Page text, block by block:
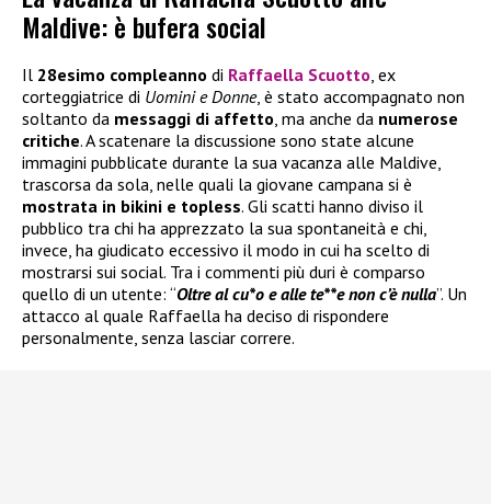
Maldive: è bufera social
Il 28esimo compleanno di Raffaella Scuotto , ex
corteggiatrice di Uomini e Donne, è stato accompagnato non
soltanto da messaggi di affetto , ma anche da numerose
critiche. A scatenare la discussione sono state alcune
immagini pubblicate durante la sua vacanza alle Maldive,
trascorsa da sola, nelle quali la giovane campana si è
mostrata in bikini e topless. Gli scatti hanno diviso il
pubblico tra chi ha apprezzato la sua spontaneità e chi,
invece, ha giudicato eccessivo il modo in cui ha scelto di
mostrarsi sui social. Tra i commenti più duri è comparso
quello di un utente: “Oltre al cu*o e alle te**e non c’è nulla”. Un
attacco al quale Raffaella ha deciso di rispondere
personalmente, senza lasciar correre.